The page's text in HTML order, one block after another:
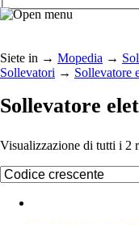
Siete in → Mopedia →
Sollevatori → Sollevatore
Sollevatore
Visualizzazione di tutti i 2